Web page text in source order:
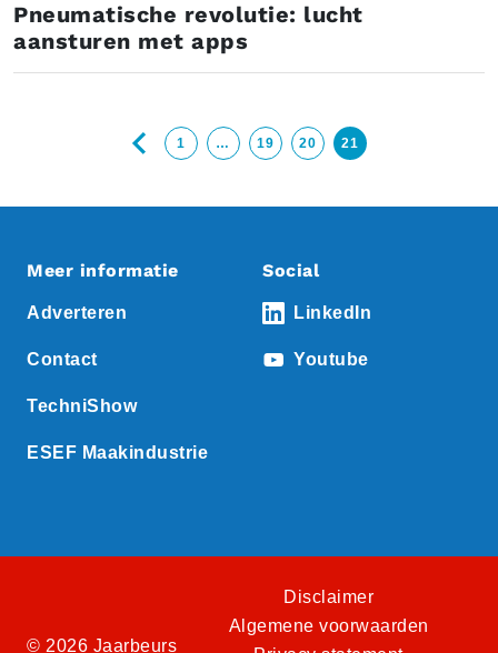
Pneumatische revolutie: lucht
aansturen met apps
1 … 19 20 21
Meer informatie
Adverteren
Contact
TechniShow
ESEF Maakindustrie
Social
LinkedIn
Youtube
© 2026 Jaarbeurs
Disclaimer
Algemene voorwaarden